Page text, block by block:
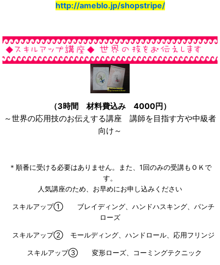
http://ameblo.jp/shopstripe/
（3時間 材料費込み 4000円）
～世界の応用技のお伝えする講座 講師を目指す方や中級者
向け～
＊順番に受ける必要はありません。また、1回のみの受講もＯＫで
す。
人気講座のため、お早めにお申し込みください
スキルアップ① ブレイディング、ハンドハスキング、パンチ
ローズ
スキルアップ② モールディング、ハンドロール、応用フリンジ
スキルアップ③ 変形ローズ、コーミングテクニック